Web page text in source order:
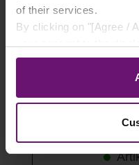
of their services.
By clicking on "[Agree /
store to our partner,
Schöppingen,
to you personally, but
Wellplatten